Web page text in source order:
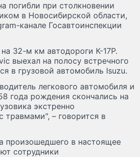
погибли при столкновении
в Новосибирской области,
канале Госавтоинспекции
32-м км автодороги К-17Р.
выехал на полосу встречного
в грузовой автомобиль Isuzu.
легкового автомобиля и
года рождения скончались на
экстренно
травмами", – говорится в
произошедшего в настоящее
сотрудники